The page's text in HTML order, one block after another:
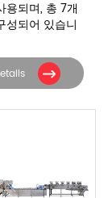
용되며, 총 7개
성되어 있습니